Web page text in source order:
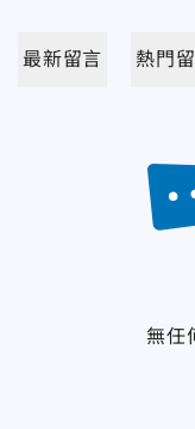
最新留言 熱門
無任